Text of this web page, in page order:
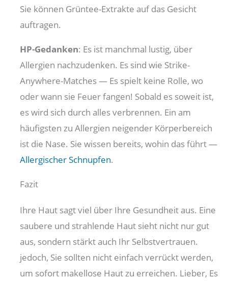
Sie können Grüntee-Extrakte auf das Gesicht
auftragen.
HP-Gedanken: Es ist manchmal lustig, über
Allergien nachzudenken. Es sind wie Strike-
Anywhere-Matches — Es spielt keine Rolle, wo
oder wann sie Feuer fangen! Sobald es soweit ist,
es wird sich durch alles verbrennen. Ein am
häufigsten zu Allergien neigender Körperbereich
ist die Nase. Sie wissen bereits, wohin das führt —
Allergischer Schnupfen.
Fazit
Ihre Haut sagt viel über Ihre Gesundheit aus. Eine
saubere und strahlende Haut sieht nicht nur gut
aus, sondern stärkt auch Ihr Selbstvertrauen.
jedoch, Sie sollten nicht einfach verrückt werden,
um sofort makellose Haut zu erreichen. Lieber, Es